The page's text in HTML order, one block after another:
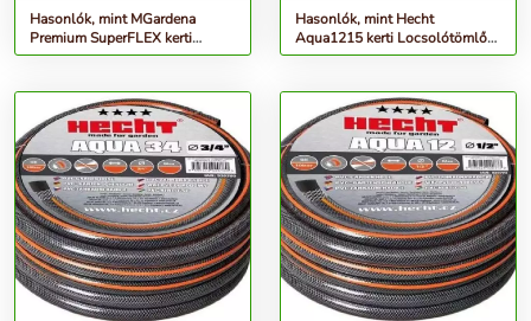
Hasonlók, mint MGardena
Premium SuperFLEX kerti
Locsolótömlő 1/2&quot; 50 M
Hasonlók, mint Hecht
Aqua1215 kerti Locsolótömlő
1/2&quot; 15 M